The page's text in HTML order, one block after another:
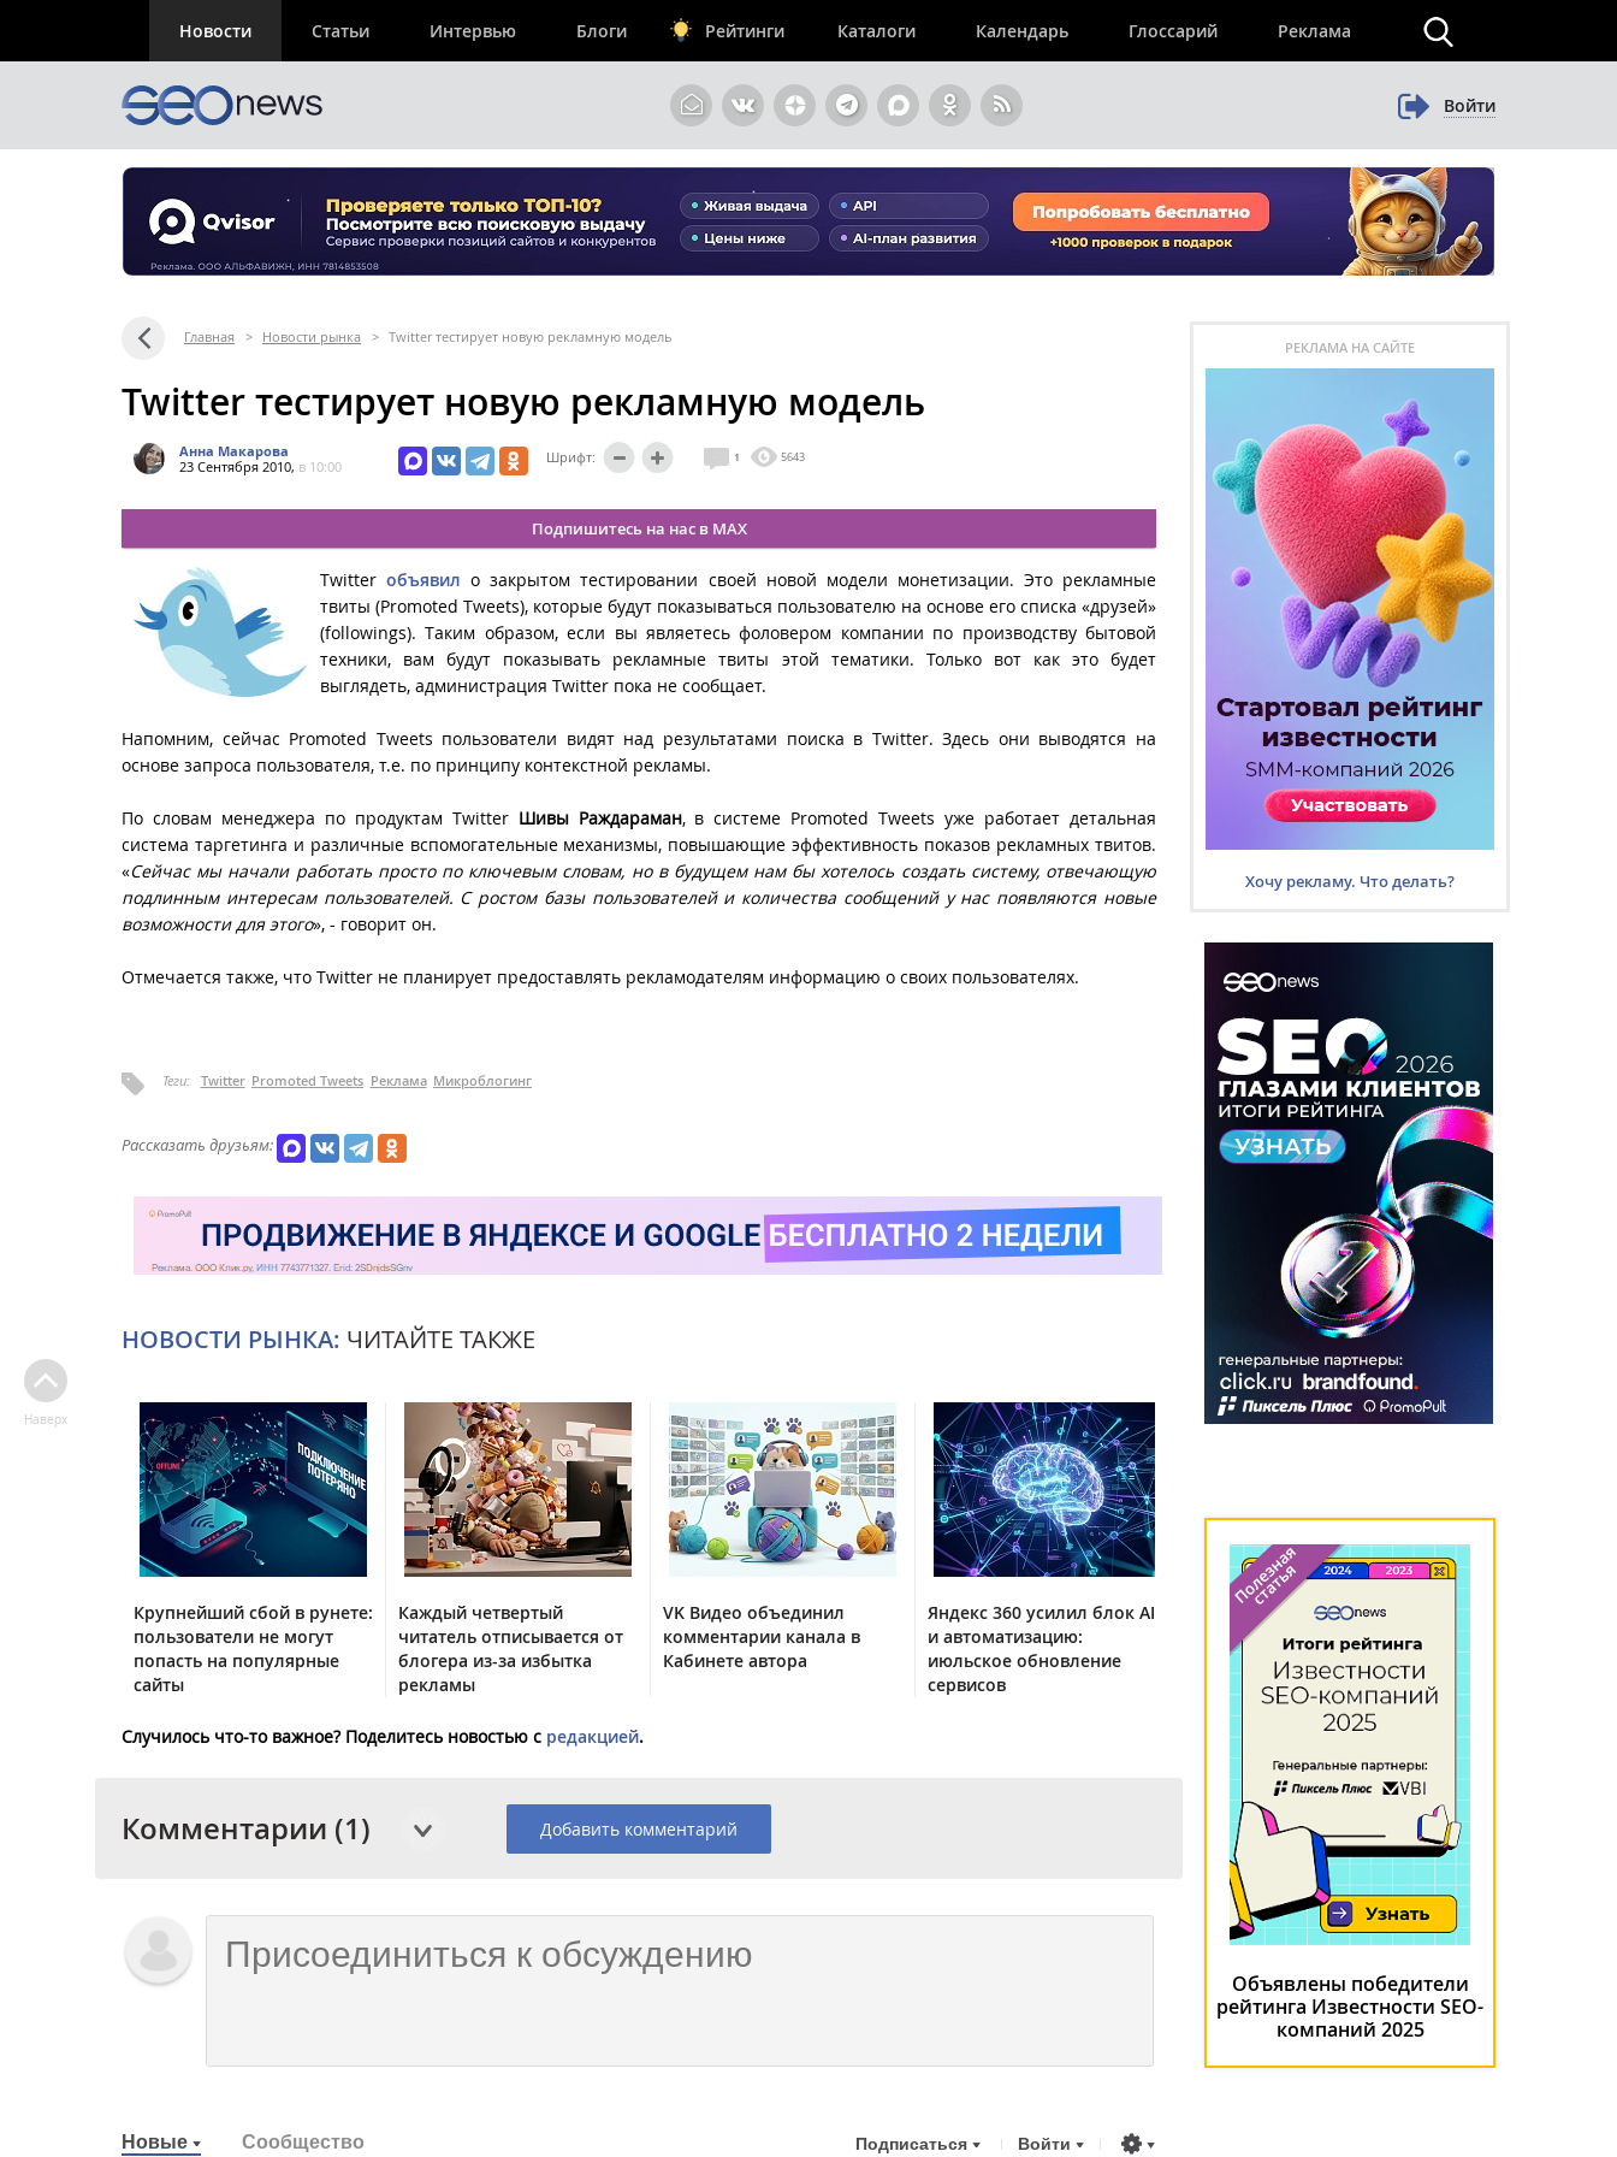
Новости Статьи Интервью Блоги Рейтинги Каталоги Календарь Глоссарий Реклама
Войти
Главная > Новости рынка > Twitter тестирует новую рекламную модель
Twitter тестирует новую рекламную модель
Анна Макарова
23 Сентября 2010, в 10:00
Шрифт: 1 5643
Подпишитесь на нас в MAX
Twitterобъявил о закрытом тестировании своей новой модели монетизации. Это рекламные
твиты (Promoted Tweets), которые будут показываться пользователю на основе его списка «друзей»
(followings). Таким образом, если вы являетесь фоловером компании по производству бытовой
техники, вам будут показывать рекламные твиты этой тематики. Только вот как это будет
выглядеть, администрация Twitter пока не сообщает.
Напомним, сейчас Promoted Tweets пользователи видят над результатами поиска в Twitter. Здесь они выводятся на
основе запроса пользователя, т.е. по принципу контекстной рекламы.
По словам менеджера по продуктам Twitter Шивы Раждараман, в системе Promoted Tweets уже работает детальная
система таргетинга и различные вспомогательные механизмы, повышающие эффективность показов рекламных твитов.
«Сейчас мы начали работать просто по ключевым словам, но в будущем нам бы хотелось создать систему, отвечающую
подлинным интересам пользователей. С ростом базы пользователей и количества сообщений у нас появляются новые
возможности для этого», - говорит он.
Отмечается также, что Twitter не планирует предоставлять рекламодателям информацию о своих пользователях.
Теги: Twitter Promoted Tweets Реклама Микроблогинг
Рассказать друзьям:
НОВОСТИ РЫНКА: ЧИТАЙТЕ ТАКЖЕ
Крупнейший сбой в рунете:
пользователи не могут
попасть на популярные
сайты
Каждый четвертый
читатель отписывается от
блогера из-за избытка
рекламы
VK Видео объединил
комментарии канала в
Кабинете автора
Яндекс 360 усилил блок AI
и автоматизацию:
июльское обновление
сервисов
Случилось что-то важное? Поделитесь новостью с редакцией.
Комментарии (1) Добавить комментарий
Новые Сообщество Подписаться Войти
Наверх
РЕКЛАМА НА САЙТЕ
Хочу рекламу. Что делать?
Объявлены победители
рейтинга Известности SEO-
компаний 2025